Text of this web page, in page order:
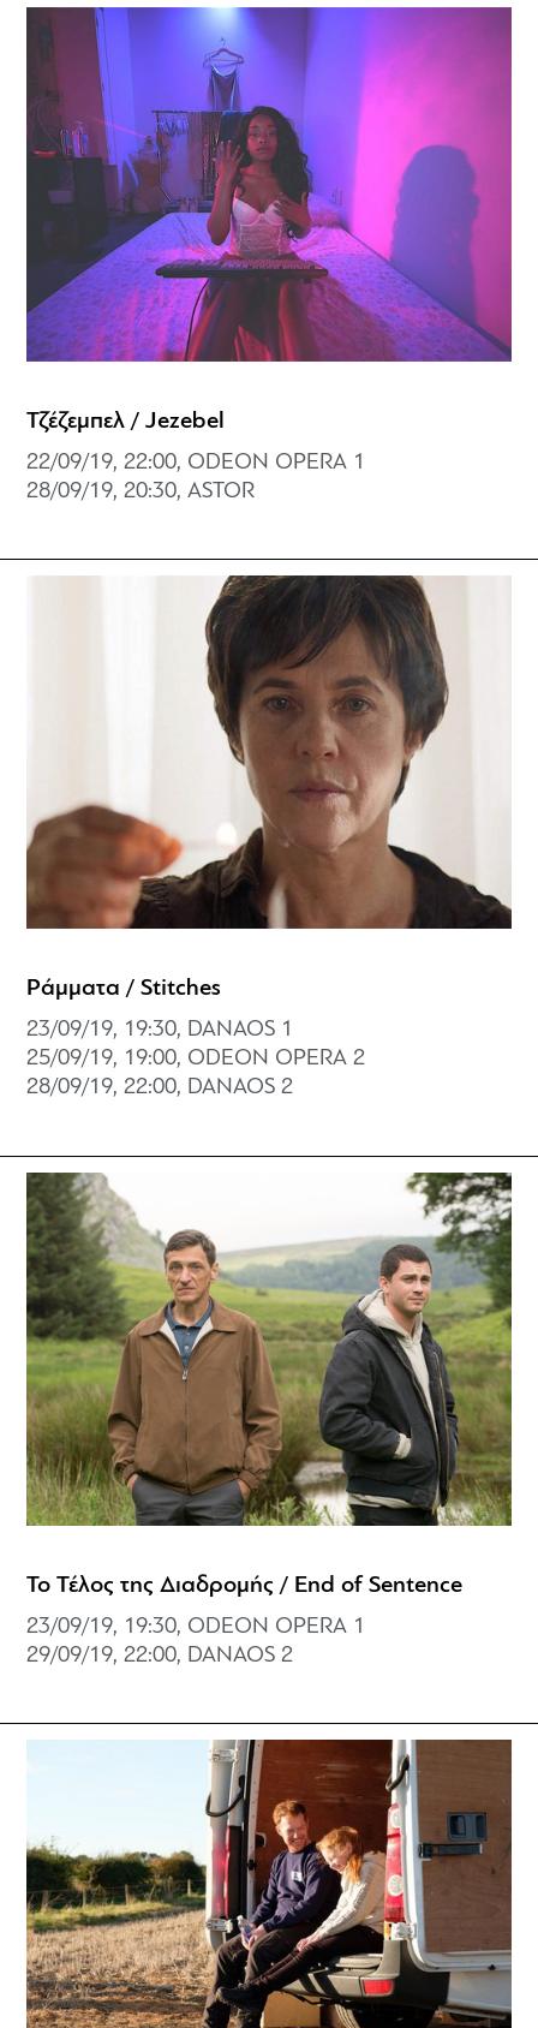
Τζέζεμπελ / Jezebel
22/09/19, 22:00, ODEON OPERA 1
28/09/19, 20:30, ASTOR
Ράμματα / Stitches
23/09/19, 19:30, DANAOS 1
25/09/19, 19:00, ODEON OPERA 2
28/09/19, 22:00, DANAOS 2
Το Τέλος της Διαδρομής / End of Sentence
23/09/19, 19:30, ODEON OPERA 1
29/09/19, 22:00, DANAOS 2